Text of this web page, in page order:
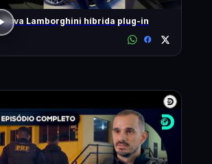
Nova Lamborghini híbrida plug-in